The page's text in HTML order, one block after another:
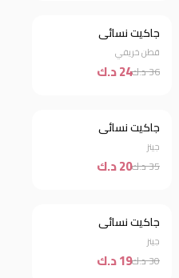
خصم 33%
جاكيت نسائي
قطن خريفي
36 د.ك 24 د.ك
خصم 43%
جاكيت نسائي
جينز
35 د.ك 20 د.ك
خصم 37%
جاكيت نسائي
جينز
30 د.ك 19 د.ك